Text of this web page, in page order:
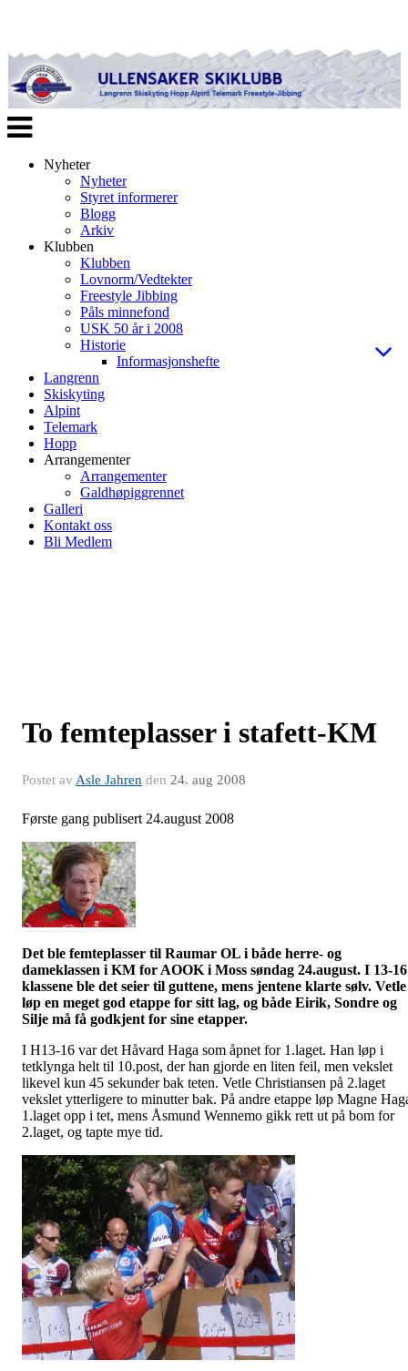
Veksle
navigasjon
Nyheter
Nyheter
Styret informerer
Blogg
Arkiv
Klubben
Klubben
Lovnorm/Vedtekter
Freestyle Jibbing
Påls minnefond
USK 50 år i 2008
Historie
Informasjonshefte
Langrenn
Skiskyting
Alpint
Telemark
Hopp
Arrangementer
Arrangementer
Galdhøpiggrennet
Galleri
Kontakt oss
Bli Medlem
To femteplasser i stafett-KM
Postet av Asle Jahren den 24. aug 2008
Første gang publisert 24.august 2008
Det ble femteplasser til Raumar OL i både herre- og
dameklassen i KM for AOOK i Moss søndag 24.august. I 13-16
klassene ble det seier til guttene, mens jentene klarte sølv. Vetle
løp en meget god etappe for sitt lag, og både Eirik, Sondre og
Silje må få godkjent for sine etapper.
I H13-16 var det Håvard Haga som åpnet for 1.laget. Han løp i
tetklynga helt til 10.post, der han gjorde en liten feil, men vekslet
likevel kun 45 sekunder bak teten. Vetle Christiansen på 2.laget
vekslet ytterligere to minutter bak. På andre etappe løp Magne
1.laget opp i tet, mens Åsmund Wennemo gikk rett ut på bom for
2.laget, og tapte mye tid.